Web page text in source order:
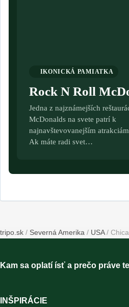
IKONICKÁ PAMIATKA
Rock N Roll
Jedna z najznámejších
McDonalds na svete patrí k
najnavštevovanejším
Ak máte radi svet…
tripo.sk / Severná Amerika / USA/
Kam sa oplatí ísť a prečo práve
INŠPIRÁCIE